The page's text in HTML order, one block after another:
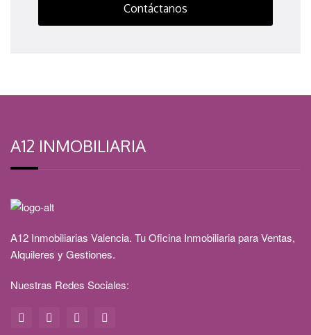
Contáctanos
A12 INMOBILIARIA
A12 Inmobiliarias Valencia. Tu Oficina Inmobiliaria para Ventas,
Alquileres y Gestiones.
Nuestras Redes Sociales: